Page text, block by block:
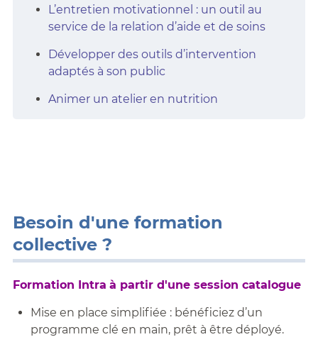
L’entretien motivationnel : un outil au
service de la relation d’aide et de soins
Développer des outils d’intervention
adaptés à son public
Animer un atelier en nutrition
Besoin d'une formation
collective ?
Formation Intra à partir d'une session catalogue
Mise en place simplifiée : bénéficiez d’un
programme clé en main, prêt à être déployé.